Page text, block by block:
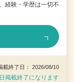
経験・学歴は一切不
終了日： 2026/08/10
掲載終了になります